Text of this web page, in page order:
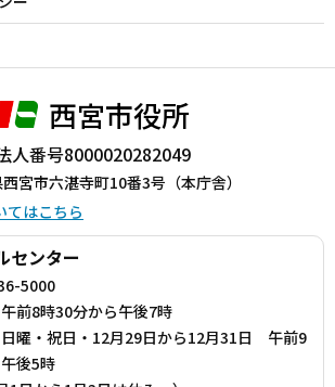
西宮市役所
人番号8000020282049
宮市六湛寺町10番3号（本庁舎）
てはこちら
センター
5000
前8時30分から午後7時
曜・祝日・12月29日から12月31日 午前9
後5時